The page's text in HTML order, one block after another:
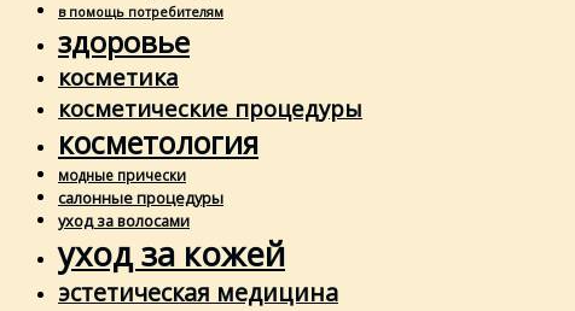
в помощь потребителям
здоровье
косметика
косметические процедуры
косметология
модные прически
салонные процедуры
уход за волосами
уход за кожей
эстетическая медицина